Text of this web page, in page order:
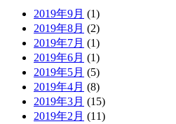
2019年9月 (1)
2019年8月 (2)
2019年7月 (1)
2019年6月 (1)
2019年5月 (5)
2019年4月 (8)
2019年3月 (15)
2019年2月 (11)